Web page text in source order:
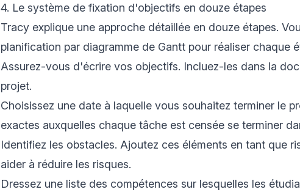
4. Le système de fixation d'objectifs en douze étapes
Tracy explique une approche détaillée en douze étapes.
planification par diagramme de Gantt pour réaliser chaque
Assurez-vous d'écrire vos objectifs. Incluez-les dans la
projet.
Choisissez une date à laquelle vous souhaitez terminer le
exactes auxquelles chaque tâche est censée se terminer
Identifiez les obstacles. Ajoutez ces éléments en tant que
aider à réduire les risques.
Dressez une liste des compétences sur lesquelles les